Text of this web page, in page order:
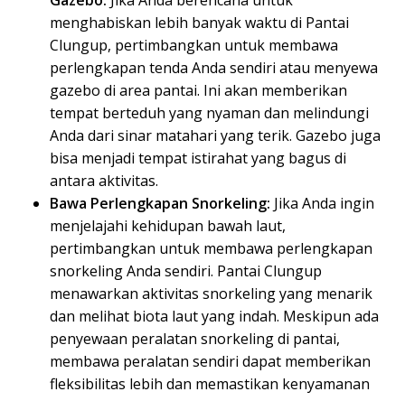
menghabiskan lebih banyak waktu di Pantai
Clungup, pertimbangkan untuk membawa
perlengkapan tenda Anda sendiri atau menyewa
gazebo di area pantai. Ini akan memberikan
tempat berteduh yang nyaman dan melindungi
Anda dari sinar matahari yang terik. Gazebo juga
bisa menjadi tempat istirahat yang bagus di
antara aktivitas.
Bawa Perlengkapan Snorkeling: Jika Anda ingin
menjelajahi kehidupan bawah laut,
pertimbangkan untuk membawa perlengkapan
snorkeling Anda sendiri. Pantai Clungup
menawarkan aktivitas snorkeling yang menarik
dan melihat biota laut yang indah. Meskipun ada
penyewaan peralatan snorkeling di pantai,
membawa peralatan sendiri dapat memberikan
fleksibilitas lebih dan memastikan kenyamanan